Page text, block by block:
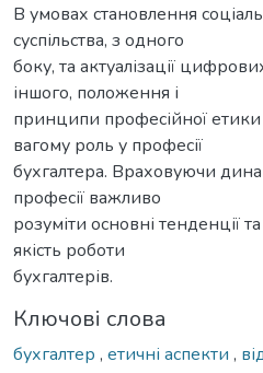
В умовах становлення
суспільства, з одного
боку, та актуалізації
іншого, положення і
принципи професійної
вагому роль у професії
бухгалтера. Враховуючи
професії важливо
розуміти основні тенденції
якість роботи
бухгалтерів.
Ключові слова
бухгалтер , етичні аспекти ,